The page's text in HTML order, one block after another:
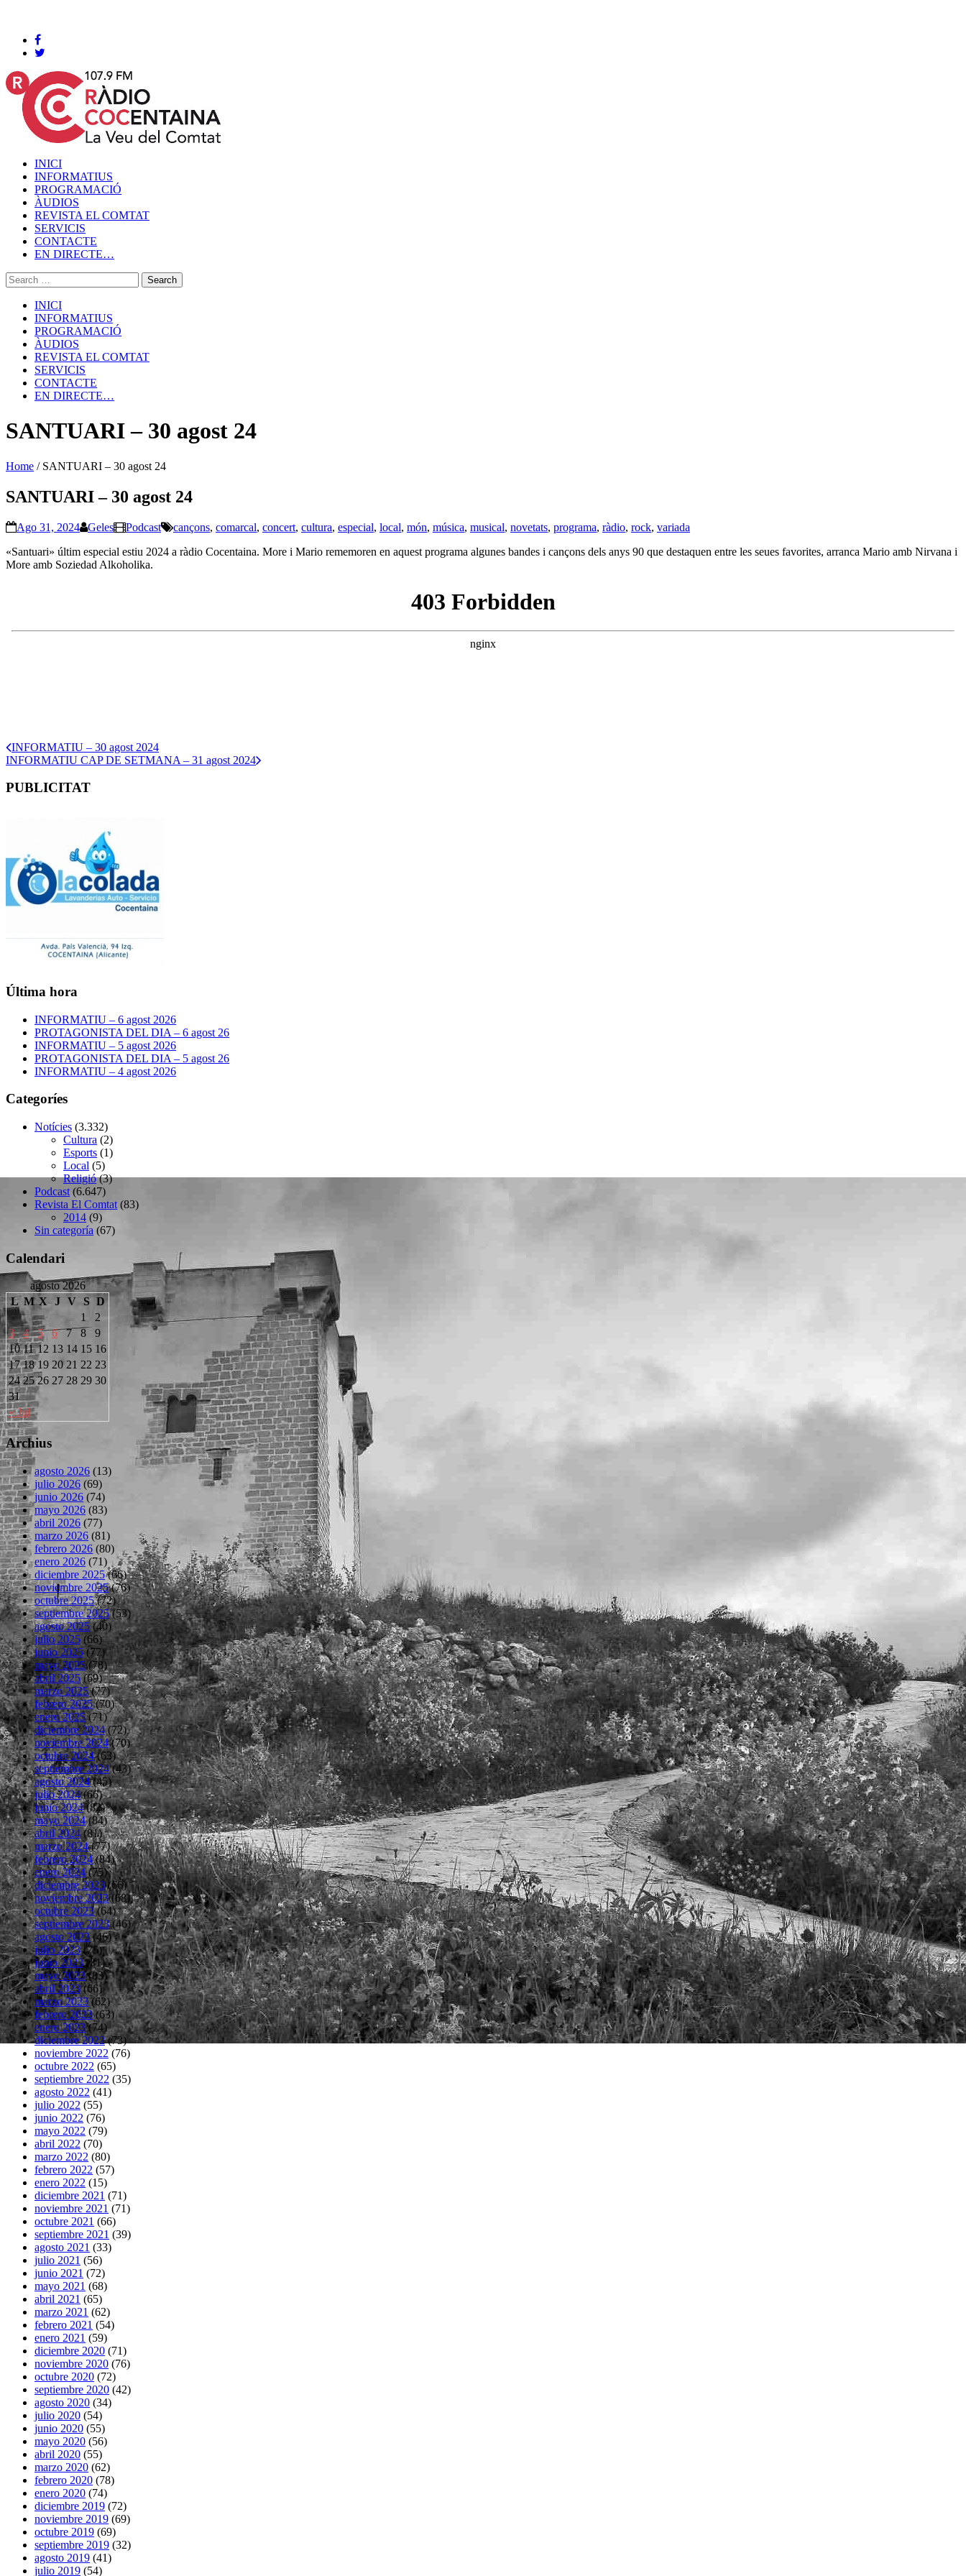
INICI
INFORMATIUS
PROGRAMACIÓ
ÀUDIOS
REVISTA EL COMTAT
SERVICIS
CONTACTE
EN DIRECTE…
INICI
INFORMATIUS
PROGRAMACIÓ
ÀUDIOS
REVISTA EL COMTAT
SERVICIS
CONTACTE
EN DIRECTE…
SANTUARI – 30 agost 24
Home / SANTUARI – 30 agost 24
SANTUARI – 30 agost 24
Ago 31, 2024 Geles Podcast cançons, comarcal, concert, cultura, especial, local, món, música, musical, novetats, programa, ràdio, rock, variada
«Santuari» últim especial estiu 2024 a ràdio Cocentaina. More i Mario rememoren en aquest programa algunes bandes i cançons dels anys 90 que destaquen entre les seues favorites, arranca Mario amb Nirvana i
More amb Soziedad Alkoholika.
INFORMATIU – 30 agost 2024
INFORMATIU CAP DE SETMANA – 31 agost 2024
PUBLICITAT
Última hora
INFORMATIU – 6 agost 2026
PROTAGONISTA DEL DIA – 6 agost 26
INFORMATIU – 5 agost 2026
PROTAGONISTA DEL DIA – 5 agost 26
INFORMATIU – 4 agost 2026
Categoríes
Notícies (3.332)
Cultura (2)
Esports (1)
Local (5)
Religió(3)
Podcast (6.647)
Revista El Comtat (83)
2014 (9)
Sin categoría (67)
Calendari
agosto 2026
L M X J V S D
« Jul
1
2
3
4 5 6 7 8
9
10 11 12 13 14 15 16
17 18 19 20 21 22 23
24 25 26 27 28 29 30
31
Archius
agosto 2026 (13)
julio 2026 (69)
junio 2026 (74)
mayo 2026 (83)
abril 2026 (77)
marzo 2026 (81)
febrero 2026 (80)
enero 2026 (71)
diciembre 2025(66)
noviembre 2025(76)
octubre 2025(72)
septiembre 2025(53)
agosto 2025(40)
julio 2025 (66)
junio 2025(77)
mayo 2025(78)
abril 2025(69)
marzo 2025(77)
febrero 2025(70)
enero 2025(71)
diciembre 2024(72)
noviembre 2024(70)
octubre 2024(63)
septiembre 2024(43)
agosto 2024(45)
julio 2024(66)
junio 2024(82)
mayo 2024(84)
abril 2024(81)
marzo 2024(77)
febrero 2024(84)
enero 2024(75)
diciembre 2023(66)
noviembre 2023(68)
octubre 2023(64)
septiembre 2023(46)
agosto 2023(46)
julio 2023(75)
junio 2023(81)
mayo 2023(83)
abril 2023(66)
marzo 2023(62)
febrero 2023(63)
enero 2023(74)
diciembre 2022(73)
noviembre 2022 (76)
octubre 2022 (65)
septiembre 2022 (35)
agosto 2022 (41)
julio 2022 (55)
junio 2022 (76)
mayo 2022 (79)
abril 2022 (70)
marzo 2022 (80)
febrero 2022 (57)
enero 2022 (15)
diciembre 2021 (71)
noviembre 2021 (71)
octubre 2021 (66)
septiembre 2021 (39)
agosto 2021 (33)
julio 2021 (56)
junio 2021 (72)
mayo 2021 (68)
abril 2021 (65)
marzo 2021 (62)
febrero 2021 (54)
enero 2021 (59)
diciembre 2020 (71)
noviembre 2020 (76)
octubre 2020 (72)
septiembre 2020 (42)
agosto 2020 (34)
julio 2020 (54)
junio 2020 (55)
mayo 2020 (56)
abril 2020 (55)
marzo 2020 (62)
febrero 2020 (78)
enero 2020 (74)
diciembre 2019 (72)
noviembre 2019 (69)
octubre 2019 (69)
septiembre 2019 (32)
agosto 2019 (41)
julio 2019 (54)